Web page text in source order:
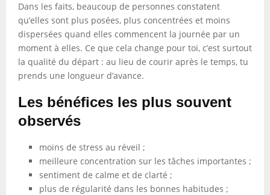
Dans les faits, beaucoup de personnes constatent
qu’elles sont plus posées, plus concentrées et moins
dispersées quand elles commencent la journée par un
moment à elles. Ce que cela change pour toi, c’est surtout
la qualité du départ : au lieu de courir après le temps, tu
prends une longueur d’avance.
Les bénéfices les plus souvent
observés
moins de stress au réveil ;
meilleure concentration sur les tâches importantes ;
sentiment de calme et de clarté ;
plus de régularité dans les bonnes habitudes ;